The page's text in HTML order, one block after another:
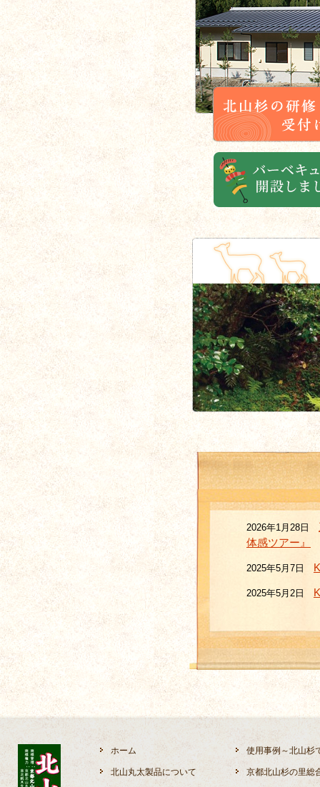
2026年1月28日
体感ツアー』
2025年5月7日
2025年5月2日
2024年12月3日
2024年10月17
2024年9月9日
2024年8月8日
るワークショ
ホーム
北山丸太製品について
使用事例～北山杉
京都北山杉の里総